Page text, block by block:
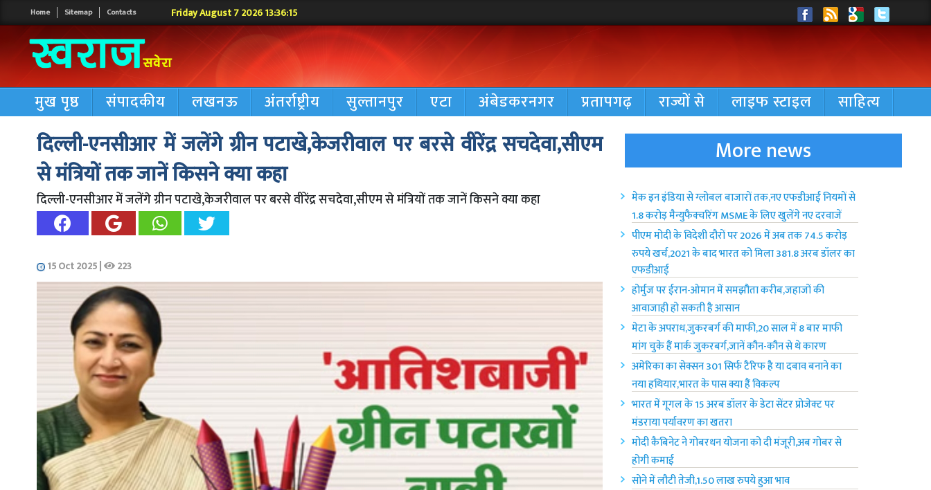
Home Sitemap Contacts Friday August 7 2026 13:36:16
मुख पृष्ठ संपादकीय लखनऊ अंतर्राष्ट्रीय सुल्तानपुर एटा अंबेडकरनगर प्रतापगढ़ राज्यों से लाइफ स्टाइल साहित्य
दिल्ली-एनसीआर में जलेंगे ग्रीन पटाखे,केजरीवाल पर बरसे वीरेंद्र सचदेवा,सीएम
से मंत्रियों तक जानें किसने क्या कहा
दिल्ली-एनसीआर में जलेंगे ग्रीन पटाखे,केजरीवाल पर बरसे वीरेंद्र सचदेवा,सीएम से मंत्रियों तक जानें किसने क्या कहा
15 Oct 2025| 223
More news
मेक इन इंडिया से ग्लोबल बाजारों तक,नए एफडीआई नियमों से
1.8 करोड़ मैन्युफैक्चरिंग MSME के लिए खुलेंगे नए दरवाजें
पीएम मोदी के विदेशी दौरों पर 2026 में अब तक 74.5 करोड़
रुपये खर्च,2021 के बाद भारत को मिला 381.8 अरब डॉलर का
एफडीआई
होर्मुज पर ईरान-ओमान में समझौता करीब,जहाजों की
आवाजाही हो सकती है आसान
मेटा के अपराध,जुकरबर्ग की माफी,20 साल में 8 बार माफी
मांग चुके हैं मार्क जुकरबर्ग,जानें कौन-कौन से थे कारण
अमेरिका का सेक्सन 301 सिर्फ टैरिफ है या दबाव बनाने का
नया हथियार,भारत के पास क्या हैं विकल्प
भारत में गूगल के 15 अरब डॉलर के डेटा सेंटर प्रोजेक्ट पर
मंडराया पर्यावरण का खतरा
मोदी कैबिनेट ने गोबरधन योजना को दी मंजूरी,अब गोबर से
होगी कमाई
सोने में लौटी तेजी,1.50 लाख रुपये हुआ भाव